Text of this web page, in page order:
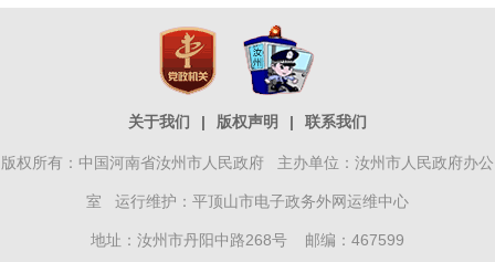
关于我们 | 版权声明 | 联系我们
版权所有：中国河南省汝州市人民政府 主办单位：汝州市人民政府办公
室 运行维护：平顶山市电子政务外网运维中心
地址：汝州市丹阳中路268号 邮编：467599